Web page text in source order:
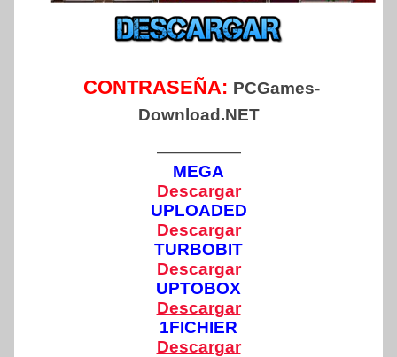
CONTRASEÑA: PCGames-
Download.NET
—————
MEGA
Descargar
UPLOADED
Descargar
TURBOBIT
Descargar
UPTOBOX
Descargar
1FICHIER
Descargar